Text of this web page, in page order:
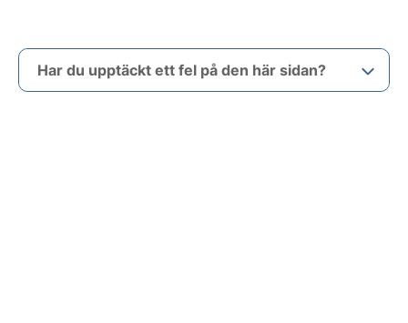
Har du upptäckt ett fel på den här sidan?